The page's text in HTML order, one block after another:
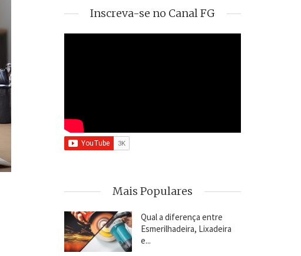
Inscreva-se no Canal FG
Mais Populares
Qual a diferença entre
Esmerilhadeira, Lixadeira
e...